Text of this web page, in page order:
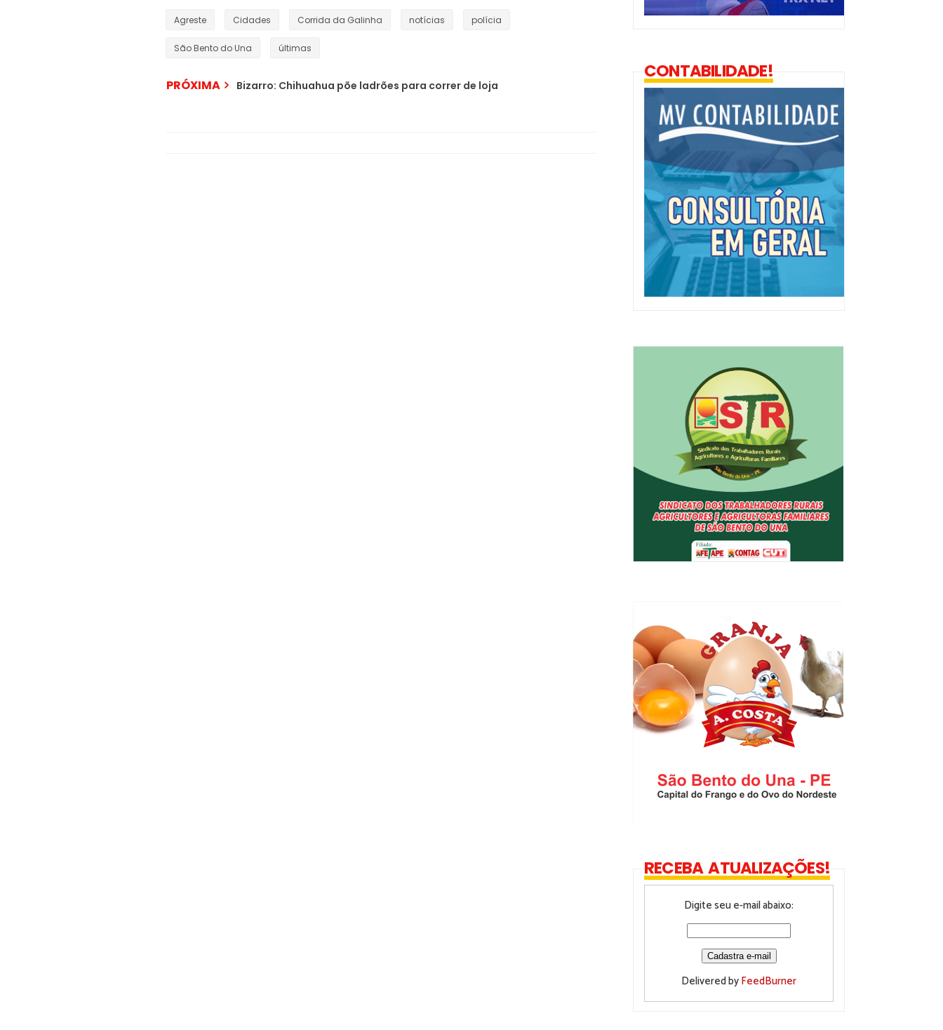
Agreste Cidades Corrida da Galinha notícias polícia
São Bento do Una últimas
PRÓXIMA Bizarro: Chihuahua põe ladrões para correr de loja
CONTABILIDADE!
RECEBA ATUALIZAÇÕES!
Digite seu e-mail abaixo:
Delivered byFeedBurner